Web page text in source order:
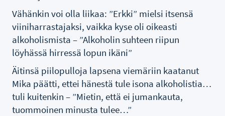
Vähänkin voi olla liikaa: ”Erkki” mielsi itsensä
viiniharrastajaksi, vaikka kyse oli oikeasti
alkoholismista – ”Alkoholin suhteen riipun
löyhässä hirressä lopun ikäni”
Äitinsä piilopulloja lapsena viemäriin kaatanut
Mika päätti, ettei hänestä tule isona alkoholistia…
tuli kuitenkin – ”Mietin, että ei jumankauta,
tuommoinen minusta tulee…”